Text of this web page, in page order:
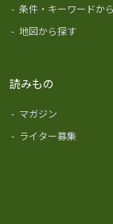
- 条件・キーワードか
- 地図から探す
読みもの
- マガジン
- ライター募集